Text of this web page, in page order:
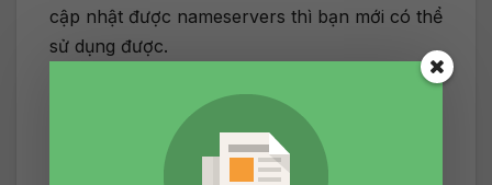
cập nhật được nameservers thì bạn mới có thể
sử dụng được.
Theo mình thấy thì Domain.com cập nhật
nameservers khá chậm so với GoDaddy hay
Namecheap. Nhưng với mức giá 3.99$ một